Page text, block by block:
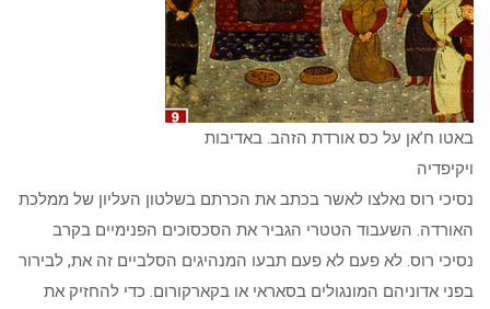
באטו ח’אן על כס אורדת הזהב. באדיבות
ויקיפדיה
נסיכי רוס נאלצו לאשר בכתב את הכרתם בשלטון העליון של ממלכת
האורדה. השעבוד הטטרי הגביר את הסכסוכים הפנימיים בקרב
נסיכי רוס. לא פעם לא פעם תבעו המנהיגים הסלביים זה את, לבירור
בפני אדוניהם המונגולים בסאראי או בקארקורום. כדי להחזיק את